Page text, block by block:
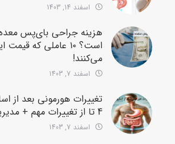
اسفند 14, 1403
است؟ ۱۰ عاملی که
می‌کنند!
اسفند 7, 1403
تغییرات هورمونی بعد از
4 تا از تغییرات مهم + مدیریت این تغییرات
اسفند 7, 1403